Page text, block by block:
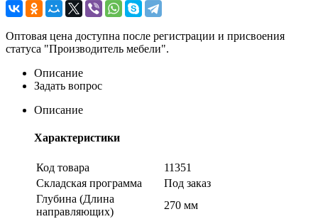
Оптовая цена доступна после регистрации и присвоения
статуса "Производитель мебели".
Описание
Задать вопрос
Описание
Характеристики
Код товара
11351
Складская программа
Под заказ
Глубина (Длина
направляющих)
270 мм